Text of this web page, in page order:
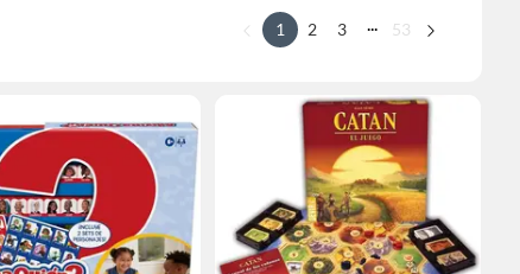
1 2 3 ... 53